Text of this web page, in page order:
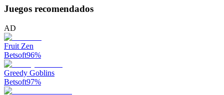
Juegos recomendados
AD
Fruit Zen
Betsoft96%
Greedy Goblins
Betsoft97%